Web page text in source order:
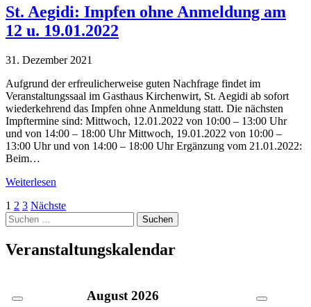
St. Aegidi: Impfen ohne Anmeldung am
12 u. 19.01.2022
31. Dezember 2021
Aufgrund der erfreulicherweise guten Nachfrage findet im
Veranstaltungssaal im Gasthaus Kirchenwirt, St. Aegidi ab sofort
wiederkehrend das Impfen ohne Anmeldung statt. Die nächsten
Impftermine sind: Mittwoch, 12.01.2022 von 10:00 – 13:00 Uhr
und von 14:00 – 18:00 Uhr Mittwoch, 19.01.2022 von 10:00 –
13:00 Uhr und von 14:00 – 18:00 Uhr Ergänzung vom 21.01.2022:
Beim…
Weiterlesen
Seitennummerierung
der
Beiträge
1 2 3 Nächste
Suche
nach:
Veranstaltungskalendar
August 2026